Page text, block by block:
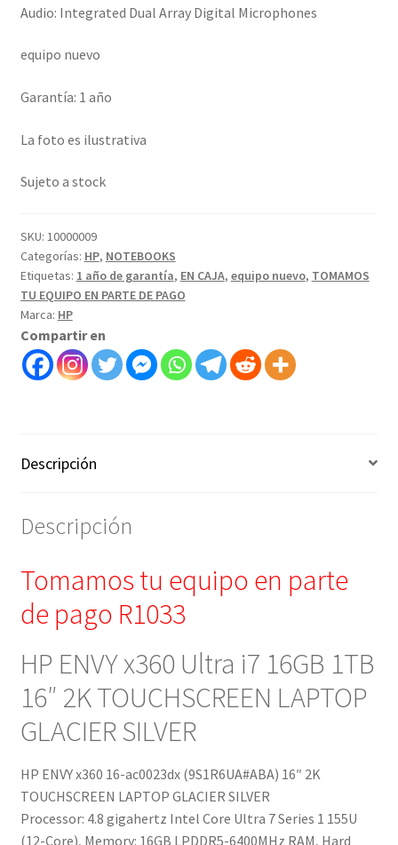
Audio: Integrated Dual Array Digital Microphones
equipo nuevo
Garantía: 1 año
La foto es ilustrativa
Sujeto a stock
SKU: 10000009
Categorías: HP, NOTEBOOKS
Etiquetas: 1 año de garantía, EN CAJA, equipo nuevo, TOMAMOS
TU EQUIPO EN PARTE DE PAGO
Marca: HP
Compartir en
Descripción
Descripción
Tomamos tu equipo en parte
de pago R1033
HP ENVY x360 Ultra i7 16GB 1TB
16″ 2K TOUCHSCREEN LAPTOP
GLACIER SILVER
HP ENVY x360 16-ac0023dx (9S1R6UA#ABA) 16″ 2K
TOUCHSCREEN LAPTOP GLACIER SILVER
Processor: 4.8 gigahertz Intel Core Ultra 7 Series 1 155U
(12-Core), Memory: 16GB LPDDR5-6400MHz RAM, Hard